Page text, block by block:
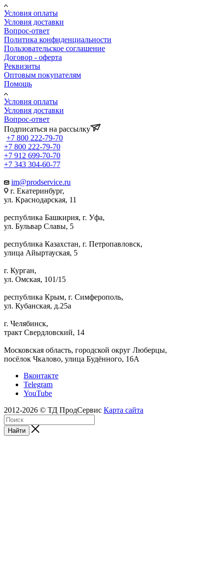
Условия оплаты
Условия доставки
Вопрос-ответ
Политика конфиденциальности
Пользовательское соглашение
Договор - оферта
Реквизиты
Оптовым покупателям
Помощь
Условия оплаты
Условия доставки
Вопрос-ответ
Подписаться на рассылку
+7 800 222-79-70
+7 800 222-79-70
+7 912 699-70-70
+7 343 304-60-77
im@prodservice.ru
г. Екатеринбург,
ул. Краснодарская, 11
республика Башкирия, г. Уфа,
ул. Бульвар Славы, 5
республика Казахстан, г. Петропавловск,
улица Айыртауская, 5
г. Курган,
ул. Омская, 101/15
республика Крым, г. Симферополь,
ул. Кубанская, д.25а
г. Челябинск,
тракт Свердловский, 14
Московская область, городской округ Люберцы,
посёлок Чкалово, улица Будённого, 16А
Вконтакте
Telegram
YouTube
2012-2026 © ТД ПродСервис Карта сайта
Найти